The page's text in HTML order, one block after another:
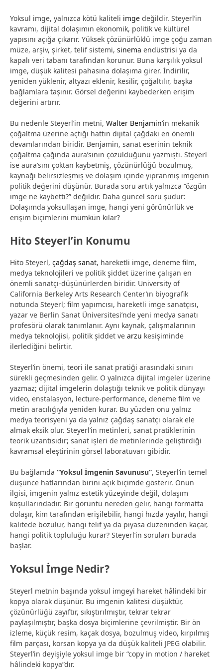
Yoksul imge, yalnızca kötü kaliteli imge değildir. Steyerl’in
kavramı, dijital dolaşımın ekonomik, politik ve kültürel
yapısını açığa çıkarır. Yüksek çözünürlüklü imge çoğu zaman
müze, arşiv, şirket, telif sistemi, sinema endüstrisi ya da
kapalı veri tabanı tarafından korunur. Buna karşılık yoksul
imge, düşük kalitesi pahasına dolaşıma girer. İndirilir,
yeniden yüklenir, altyazı eklenir, kesilir, çoğaltılır, başka
bağlamlara taşınır. Görsel değerini kaybederken erişim
değerini artırır.
Bu nedenle Steyerl’in metni, Walter Benjamin’in mekanik
çoğaltma üzerine açtığı hattın dijital çağdaki en önemli
devamlarından biridir. Benjamin, sanat eserinin teknik
çoğaltma çağında aura’sının çözüldüğünü yazmıştı. Steyerl
ise aura’sını çoktan kaybetmiş, çözünürlüğü bozulmuş,
kaynağı belirsizleşmiş ve dolaşım içinde yıpranmış imgenin
politik değerini düşünür. Burada soru artık yalnızca “özgün
imge ne kaybetti?” değildir. Daha güncel soru şudur:
Dolaşımda yoksullaşan imge, hangi yeni görünürlük ve
erişim biçimlerini mümkün kılar?
Hito Steyerl’in Konumu
Hito Steyerl, çağdaş sanat, hareketli imge, deneme film,
medya teknolojileri ve politik şiddet üzerine çalışan en
önemli sanatçı-düşünürlerden biridir. University of
California Berkeley Arts Research Center’ın biyografik
notunda Steyerl; film yapımcısı, hareketli imge sanatçısı,
yazar ve Berlin Sanat Üniversitesi’nde yeni medya sanatı
profesörü olarak tanımlanır. Aynı kaynak, çalışmalarının
medya teknolojisi, politik şiddet ve arzu kesişiminde
ilerlediğini belirtir.
Steyerl’in önemi, teori ile sanat pratiği arasındaki sınırı
sürekli geçmesinden gelir. O yalnızca dijital imgeler üzerine
yazmaz; dijital imgelerin dolaştığı teknik ve politik dünyayı
video, enstalasyon, lecture-performance, deneme film ve
metin aracılığıyla yeniden kurar. Bu yüzden onu yalnız
medya teorisyeni ya da yalnız çağdaş sanatçı olarak ele
almak eksik olur. Steyerl’in metinleri, sanat pratiklerinin
teorik uzantısıdır; sanat işleri de metinlerinde geliştirdiği
kavramsal eleştirinin görsel laboratuvarı gibidir.
Bu bağlamda “Yoksul İmgenin Savunusu”, Steyerl’in temel
düşünce hatlarından birini açık biçimde gösterir. Onun
ilgisi, imgenin yalnız estetik yüzeyinde değil, dolaşım
koşullarındadır. Bir görüntü nereden gelir, hangi formatta
dolaşır, kim tarafından erişilebilir, hangi hızda yayılır, hangi
kalitede bozulur, hangi telif ya da piyasa düzeninden kaçar,
hangi politik topluluğu kurar? Steyerl’in soruları burada
başlar.
Yoksul İmge Nedir?
Steyerl metnin başında yoksul imgeyi hareket hâlindeki bir
kopya olarak düşünür. Bu imgenin kalitesi düşüktür,
çözünürlüğü zayıftır, sıkıştırılmıştır, tekrar tekrar
paylaşılmıştır, başka dosya biçimlerine çevrilmiştir. Bir ön
izleme, küçük resim, kaçak dosya, bozulmuş video, kırpılmış
film parçası, korsan kopya ya da düşük kaliteli JPEG olabilir.
Steyerl’in deyişiyle yoksul imge bir “copy in motion / hareket
hâlindeki kopya”dır.